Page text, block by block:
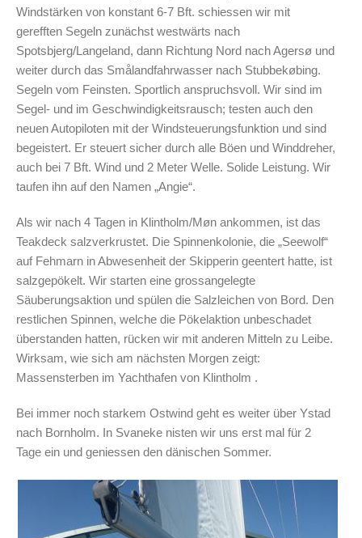
Windstärken von konstant 6-7 Bft. schiessen wir mit
gerefften Segeln zunächst westwärts nach
Spotsbjerg/Langeland, dann Richtung Nord nach Agersø und
weiter durch das Smålandfahrwasser nach Stubbekøbing.
Segeln vom Feinsten. Sportlich anspruchsvoll. Wir sind im
Segel- und im Geschwindigkeitsrausch; testen auch den
neuen Autopiloten mit der Windsteuerungsfunktion und sind
begeistert. Er steuert sicher durch alle Böen und Winddreher,
auch bei 7 Bft. Wind und 2 Meter Welle. Solide Leistung. Wir
taufen ihn auf den Namen „Angie“.
Als wir nach 4 Tagen in Klintholm/Møn ankommen, ist das
Teakdeck salzverkrustet. Die Spinnenkolonie, die „Seewolf“
auf Fehmarn in Abwesenheit der Skipperin geentert hatte, ist
salzgepökelt. Wir starten eine grossangelegte
Säuberungsaktion und spülen die Salzleichen von Bord. Den
restlichen Spinnen, welche die Pökelaktion unbeschadet
überstanden hatten, rücken wir mit anderen Mitteln zu Leibe.
Wirksam, wie sich am nächsten Morgen zeigt:
Massensterben im Yachthafen von Klintholm .
Bei immer noch starkem Ostwind geht es weiter über Ystad
nach Bornholm. In Svaneke nisten wir uns erst mal für 2
Tage ein und geniessen den dänischen Sommer.